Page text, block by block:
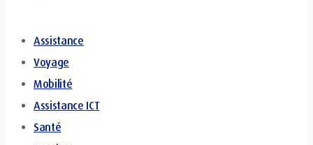
Assistance
Voyage
Mobilité
Assistance ICT
Santé